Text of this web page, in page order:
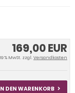
169,00 EUR
% MwSt. zzgl.Versandkosten
DEN WARENKORB